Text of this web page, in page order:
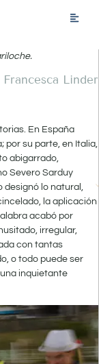
Francesca Linder
En España
por su parte, en Italia,
abigarrado,
Severo Sarduy
lo natural,
la aplicación
acabó por
irregular,
con tantas
o todo puede ser
inquietante